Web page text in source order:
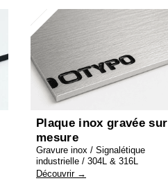
Plaque inox gravée sur
mesure
Gravure inox / Signalétique
industrielle / 304L & 316L
Découvrir →